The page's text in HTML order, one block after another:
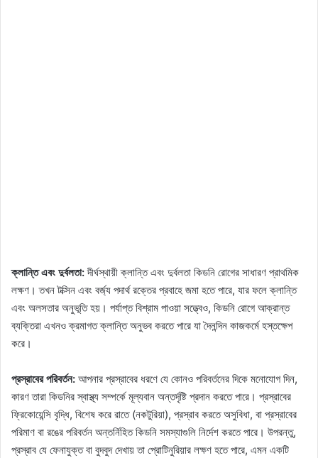
ক্লান্তি এবং দুর্বলতা:দীর্ঘস্থায়ী ক্লান্তি এবং দুর্বলতা কিডনি রোগের সাধারণ প্রাথমিক
লক্ষণ। তখন টক্সিন এবং বর্জ্য পদার্থ রক্তের প্রবাহে জমা হতে পারে, যার ফলে ক্লান্তি
এবং অলসতার অনুভূতি হয়। পর্যাপ্ত বিশ্রাম পাওয়া সত্ত্বেও, কিডনি রোগে আক্রান্ত
ব্যক্তিরা এখনও ক্রমাগত ক্লান্তি অনুভব করতে পারে যা দৈনন্দিন কাজকর্মে হস্তক্ষেপ
করে।
প্রস্রাবের পরিবর্তন: আপনার প্রস্রাবের ধরণে যে কোনও পরিবর্তনের দিকে মনোযোগ দিন,
কারণ তারা কিডনির স্বাস্থ্য সম্পর্কে মূল্যবান অন্তর্দৃষ্টি প্রদান করতে পারে। প্রস্রাবের
ফ্রিকোয়েন্সি বৃদ্ধি, বিশেষ করে রাতে (নকটুরিয়া), প্রস্রাব করতে অসুবিধা, বা প্রস্রাবের
পরিমাণ বা রঙের পরিবর্তন অন্তর্নিহিত কিডনি সমস্যাগুলি নির্দেশ করতে পারে। উপরন্তু,
প্রস্রাব যে ফেনাযুক্ত বা বুদবুদ দেখায় তা প্রোটিনুরিয়ার লক্ষণ হতে পারে, এমন একটি